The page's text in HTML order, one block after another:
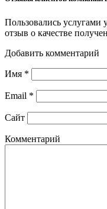
Пользовались
отзыв о качестве
Добавить комментарий
Имя *
Email *
Сайт
Комментарий